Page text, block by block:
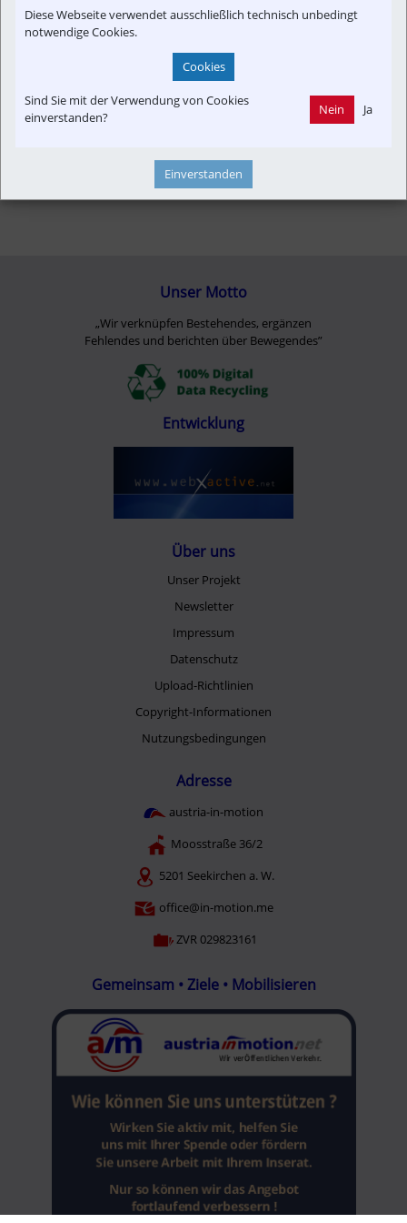
Unser Motto
„Wir verknüpfen Bestehendes, ergänzen
Fehlendes und berichten über Bewegendes”
Entwicklung
Über uns
Unser Projekt
Newsletter
Impressum
Datenschutz
Upload-Richtlinien
Copyright-Informationen
Nutzungsbedingungen
Adresse
austria-in-motion
Moosstraße 36/2
5201 Seekirchen a. W.
office@in-motion.me
ZVR 029823161
Gemeinsam • Ziele • Mobilisieren
Diese Webseite verwendet ausschließlich technisch unbedingt
notwendige Cookies.
Cookies
Sind Sie mit der Verwendung von Cookies
einverstanden?
Nein Ja
Einverstanden